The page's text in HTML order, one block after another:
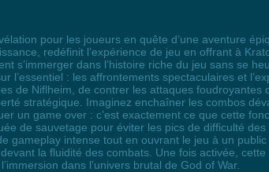
pour les joueurs en quête d’une aventure
redéfinit l’expérience de jeu en offrant à
s’immerger dans l’histoire riche du jeu sans se
l’essentiel : les affrontements spectaculaires et
de Niflheim, de contrer les attaques
stratégique. Imaginez enchaîner les combos
un game over : c’est exactement ce que cette
de sauvetage pour éviter les pics de difficulté
intense tout en ouvrant le jeu à un
la fluidité des combats. Une fois activée,
dans l’univers brutal de God of War.